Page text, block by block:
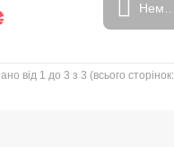
від 1 до 3 з 3 (всього